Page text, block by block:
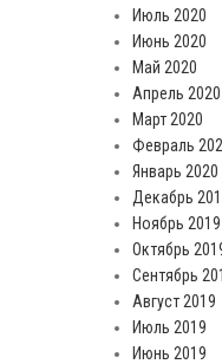
Июль 2020
Июнь 2020
Май 2020
Апрель 2020
Март 2020
Февраль
Январь 2020
Декабрь
Ноябрь 2019
Октябрь
Сентябрь
Август 2019
Июль 2019
Июнь 2019